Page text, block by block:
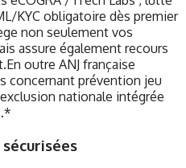
KYC obligatoire dès premier
non seulement vos
assure également recours
outre ANJ française
concernant prévention jeu
nationale intégrée